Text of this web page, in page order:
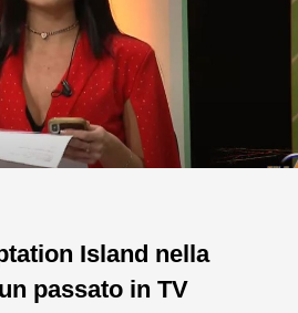
Island nella
passato in TV